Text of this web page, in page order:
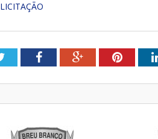
TwitterFacebookGoogle+